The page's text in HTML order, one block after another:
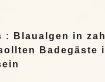
: Blaualgen in
Badegäste